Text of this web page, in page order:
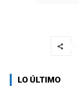
LO ÚLTIMO